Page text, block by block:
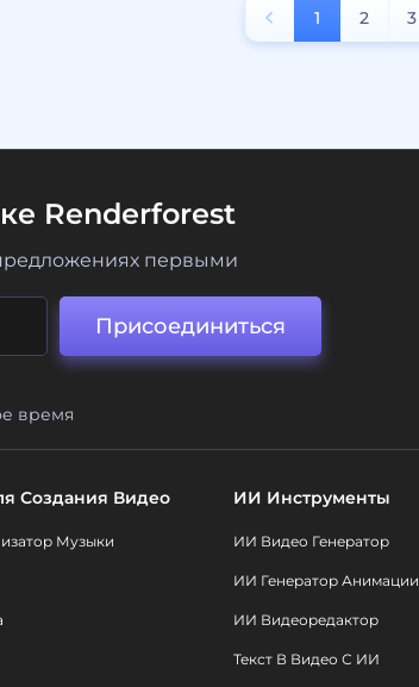
1 2 3
Renderforest
первыми
Присоединиться
время
Создания Видео
Музыки
ИИ Инструменты
ИИ Видео Генератор
ИИ Генератор Анимации
ИИ Видеоредактор
Текст В Видео С ИИ